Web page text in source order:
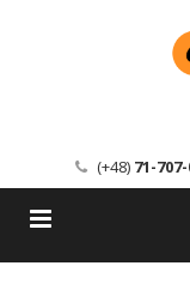
(+48) 71-